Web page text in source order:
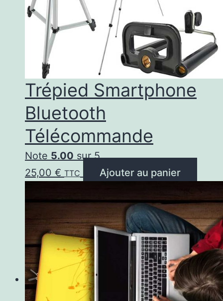
Trépied Smartphone
Bluetooth
Télécommande
Note 5.00 sur 5
25,00 € TTC Ajouter au panier